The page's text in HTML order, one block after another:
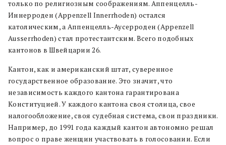
только по религиозным соображениям. Аппенцелль-
Иннерроден (Appenzell Innerrhoden) остался
католическим, а Аппенцелль-Аусерроден (Appenzell
Ausserrhoden) стал протестантским. Всего подобных
кантонов в Швейцарии 26.
Кантон, как и американский штат, суверенное
государственное образование. Это значит, что
независимость каждого кантона гарантирована
Конституцией. У каждого кантона своя столица, свое
налогообложение, своя судебная система, свои праздники.
Например, до 1991 года каждый кантон автономно решал
вопрос о праве женщин участвовать в голосовании. Если